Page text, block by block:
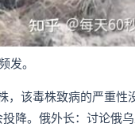
发。
该毒株致病的严重性
降。俄外长：讨论俄乌